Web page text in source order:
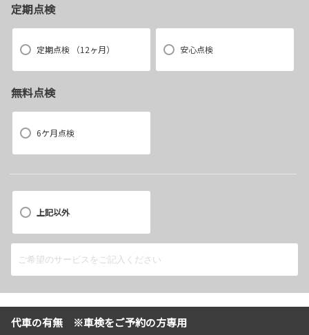
定期点検
定期点検 （12ヶ月） 安心点検
無料点検
6ケ月点検
上記以外
代車の有無 ※車検をご予約の方専用